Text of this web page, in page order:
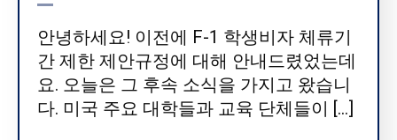
안녕하세요! 이전에 F-1 학생비자 체류기
간 제한 제안규정에 대해 안내드렸었는데
요. 오늘은 그 후속 소식을 가지고 왔습니
다. 미국 주요 대학들과 교육 단체들이 […]